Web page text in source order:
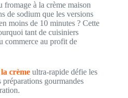
fromage à la crème maison
de sodium que les versions
moins de 10 minutes ? Cette
tant de cuisiniers
commerce au profit de
crème ultra-rapide défie les
préparations gourmandes